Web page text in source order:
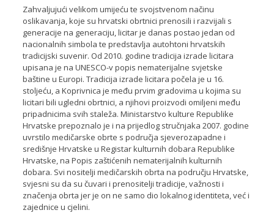
Zahvaljujući velikom umijeću te svojstvenom načinu
oslikavanja, koje su hrvatski obrtnici prenosili i razvijali s
generacije na generaciju, licitar je danas postao jedan od
nacionalnih simbola te predstavlja autohtoni hrvatskih
tradicijski suvenir. Od 2010. godine tradicija izrade licitara
upisana je na UNESCO-v popis nematerijalne svjetske
baštine u Europi. Tradicija izrade licitara počela je u 16.
stoljeću, a Koprivnica je među prvim gradovima u kojima su
licitari bili ugledni obrtnici, a njihovi proizvodi omiljeni među
pripadnicima svih staleža. Ministarstvo kulture Republike
Hrvatske prepoznalo je i na prijedlog stručnjaka 2007. godine
uvrstilo medičarske obrte s područja sjeverozapadne i
središnje Hrvatske u Registar kulturnih dobara Republike
Hrvatske, na Popis zaštićenih nematerijalnih kulturnih
dobara. Svi nositelji medičarskih obrta na području Hrvatske,
svjesni su da su čuvari i prenositelji tradicije, važnosti i
značenja obrta jer je on ne samo dio lokalnog identiteta, već i
zajednice u cjelini.